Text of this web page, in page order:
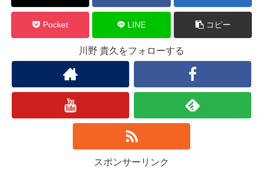
Pocket LINE コピー
川野 貴久をフォローする
スポンサーリンク